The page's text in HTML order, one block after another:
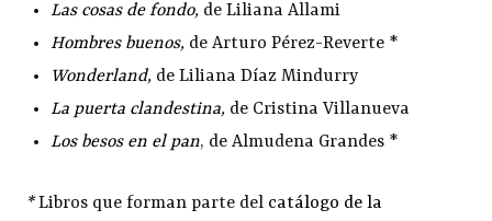
Las cosas de fondo, de Liliana Allami
Hombres buenos, de Arturo Pérez-Reverte *
Wonderland, de Liliana Díaz Mindurry
La puerta clandestina, de Cristina Villanueva
Los besos en el pan, de Almudena Grandes *
*Libros que forman parte del catálogo de la